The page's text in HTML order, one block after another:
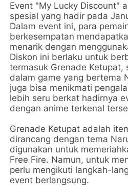
Event "My Lucky Discount"
spesial yang hadir pada
Dalam event ini, para
berkesempatan
menarik dengan
Diskon ini berlaku untuk
termasuk Grenade Ketupat,
dalam game yang bertema
juga bisa menikmati
lebih seru berkat hadirnya
dengan anime terkenal
Grenade Ketupat adalah
dirancang dengan tema
digunakan untuk
Free Fire. Namun, untuk
perlu mengikuti langkah-
event berlangsung.